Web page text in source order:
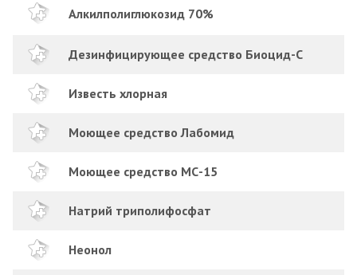
Алкилполиглюкозид 70%
Дезинфицирующее средство Биоцид-С
Известь хлорная
Моющее средство Лабомид
Моющее средство МС-15
Натрий триполифосфат
Неонол